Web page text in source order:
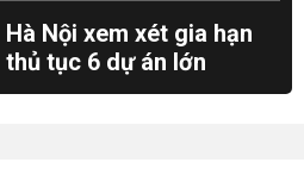
Hà Nội xem xét gia hạn
thủ tục 6 dự án lớn